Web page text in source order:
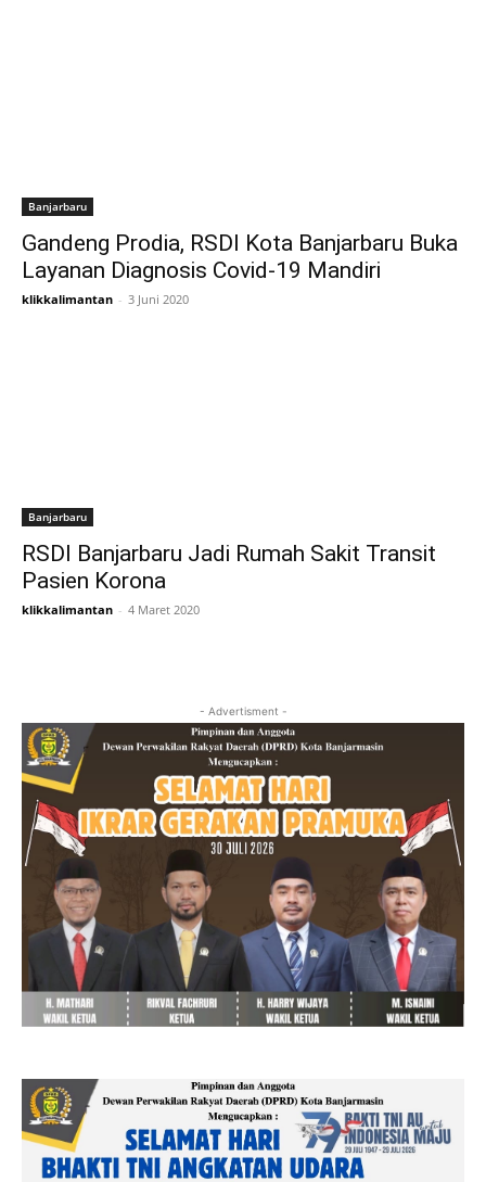
Banjarbaru
Gandeng Prodia, RSDI Kota Banjarbaru Buka
Layanan Diagnosis Covid-19 Mandiri
klikkalimantan - 3 Juni 2020
Banjarbaru
RSDI Banjarbaru Jadi Rumah Sakit Transit
Pasien Korona
klikkalimantan - 4 Maret 2020
- Advertisment -